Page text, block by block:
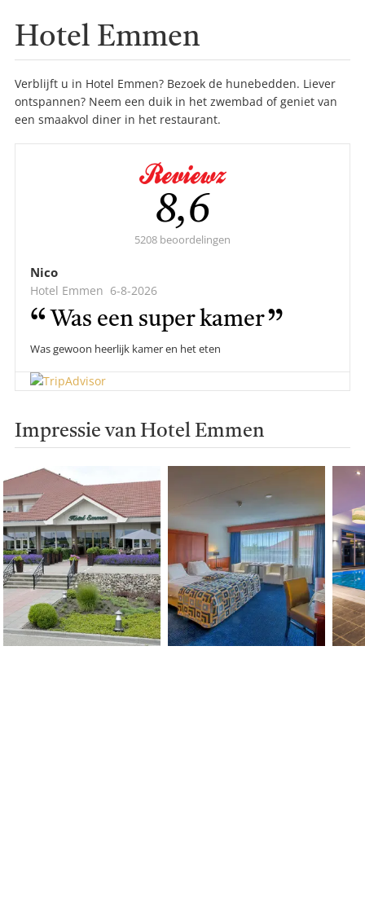
Hotel Emmen
Verblijft u in Hotel Emmen? Bezoek de hunebedden. Liever
ontspannen? Neem een duik in het zwembad of geniet van
een smaakvol diner in het restaurant.
Gemiddelde
score:
8,6
5208 beoordelingen
Nico
Hotel Emmen 6-8-2026
Was een super kamer
Was gewoon heerlijk kamer en het eten
Impressie van Hotel Emmen